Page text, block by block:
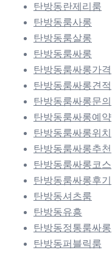
탄방동란제리룸
탄방동룸사롱
탄방동룸살롱
탄방동룸싸롱
탄방동룸싸롱가격
탄방동룸싸롱견적
탄방동룸싸롱문의
탄방동룸싸롱예약
탄방동룸싸롱위치
탄방동룸싸롱추천
탄방동룸싸롱코스
탄방동룸싸롱후기
탄방동셔츠룸
탄방동유흥
탄방동정통룸싸롱
탄방동퍼블릭룸